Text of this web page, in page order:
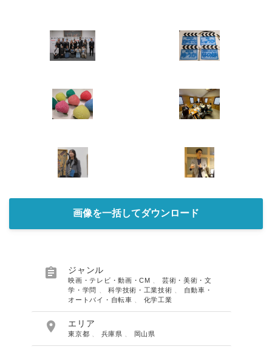
画像を一括してダウンロード
 ジャンル
映画・テレビ・動画・CM
芸術・美術・文
学・学問
、科学技術・工業技術
自動車・
オートバイ・自転車
化学工業
 エリア
東京都 兵庫県 岡山県